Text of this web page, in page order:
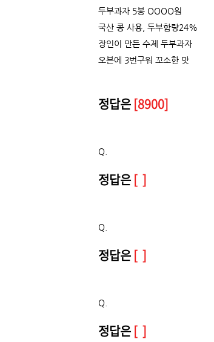
두부과자 5봉 OOOO원
국산 콩 사용, 두부함량24%
장인이 만든 수제 두부과자
오븐에 3번구워 꼬소한 맛
정답은 [8900]
Q.
정답은 [ ]
Q.
정답은 [ ]
Q.
정답은 [ ]